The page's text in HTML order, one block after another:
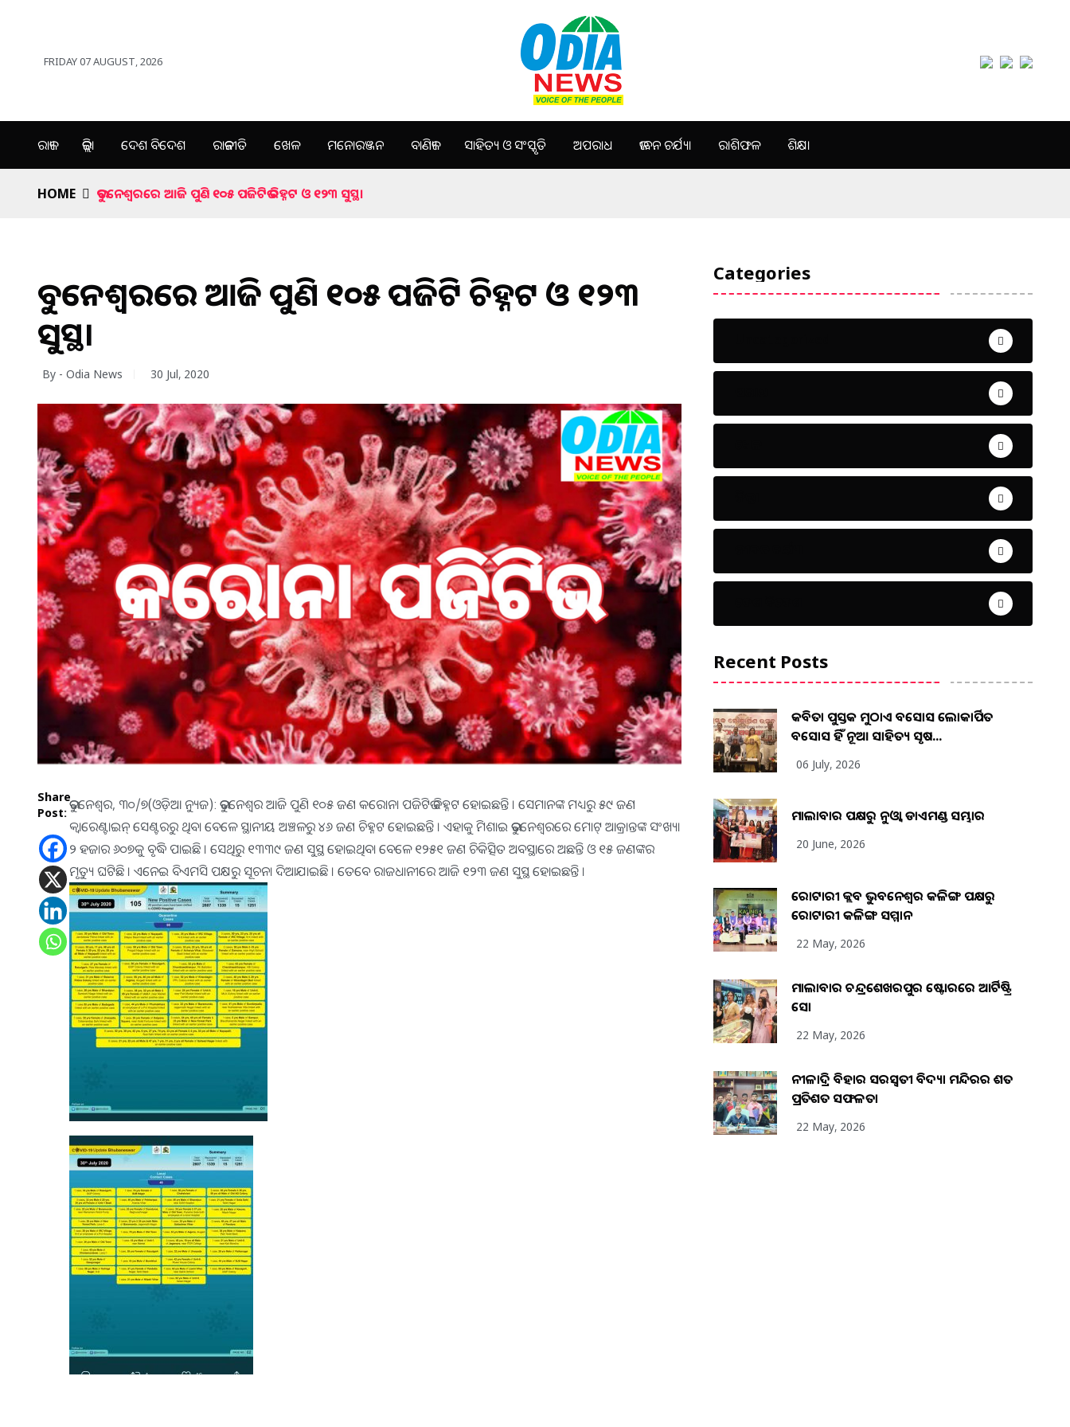
FRIDAY 07 AUGUST, 2026
ରାଜ୍ୟ ଜିଲ୍ଲା ଦେଶ ବିଦେଶ ରାଜନୀତି ଖେଳ ମନୋରଞ୍ଜନ ବାଣିଜ୍ୟ ସାହିତ୍ୟ ଓ ସଂସ୍କୃତି ଅପରାଧ ଜୀବନ ଚର୍ଯ୍ୟା ରାଶିଫଳ ଶିକ୍ଷା
HOME ଭୁବନେଶ୍ୱରରେ ଆଜି ପୁଣି ୧୦୫ ପଜିଟିଭ ଚିହ୍ନଟ ଓ ୧୨୩ ସୁସ୍ଥ।
ଭୁବନେଶ୍ୱରରେ ଆଜି ପୁଣି ୧୦୫ ପଜିଟିଭ ଚିହ୍ନଟ ଓ ୧୨୩
ସୁସ୍ଥ।
By - Odia News 30 Jul, 2020
Share
Post:
ଭୁବନେଶ୍ୱର, ୩୦/୭(ଓଡ଼ିଆ ନ୍ୟୁଜ): ଭୁବନେଶ୍ୱର ଆଜି ପୁଣି ୧୦୫ ଜଣ କରୋନା ପଜିଟିଭ ଚିହ୍ନଟ ହୋଇଛନ୍ତି । ସେମାନଙ୍କ ମଧ୍ୟରୁ ୫୯ ଜଣ
କ୍ୱାରେଣ୍ଟାଇନ୍ ସେଣ୍ଟରରୁ ଥିବା ବେଳେ ସ୍ଥାନୀୟ ଅଞ୍ଚଳରୁ ୪୬ ଜଣ ଚିହ୍ନଟ ହୋଇଛନ୍ତି । ଏହାକୁ ମିଶାଇ ଭୁବନେଶ୍ୱରରେ ମୋଟ୍ ଆକ୍ରାନ୍ତଙ୍କ ସଂଖ୍ୟା
୨ ହଜାର ୬୦୭କୁ ବୃଦ୍ଧି ପାଇଛି । ସେଥିରୁ ୧୩୩୯ ଜଣ ସୁସ୍ଥ ହୋଇଥିବା ବେଳେ ୧୨୫୧ ଜଣ ଚିକିତ୍ସିତ ଅବସ୍ଥାରେ ଅଛନ୍ତି ଓ ୧୫ ଜଣଙ୍କର
ମୃତ୍ୟୁ ଘଟିଛି । ଏନେଇ ବିଏମସି ପକ୍ଷରୁ ସୂଚନା ଦିଆଯାଇଛି । ତେବେ ରାଜଧାନୀରେ ଆଜି ୧୨୩ ଜଣ ସୁସ୍ଥ ହୋଇଛନ୍ତି ।
Categories
Recent Posts
କବିତା ପୁସ୍ତକ ମୁଠାଏ ଅବସୋସ ଲୋକାର୍ପିତ
ଅବସୋସ ହିଁ ନୂଆ ସାହିତ୍ୟ ସୃଷ...
06 July, 2026
ମାଲାବାର ପକ୍ଷରୁ ନୁଓ୍ବା ଡାଏମଣ୍ଡ ସମ୍ଭାର
20 June, 2026
ରୋଟାରୀ କ୍ଲବ ଭୁବନେଶ୍ୱର କଳିଙ୍ଗ ପକ୍ଷରୁ
ରୋଟାରୀ କଳିଙ୍ଗ ସମ୍ମାନ
22 May, 2026
ମାଲାବାର ଚନ୍ଦ୍ରଶେଖରପୁର ଷ୍ଟୋରରେ ଆର୍ଟିଷ୍ଟ୍ରି
ସୋ
22 May, 2026
ନୀଳାଦ୍ରି ବିହାର ସରସ୍ୱତୀ ବିଦ୍ୟା ମନ୍ଦିରର ଶତ
ପ୍ରତିଶତ ସଫଳତା
22 May, 2026